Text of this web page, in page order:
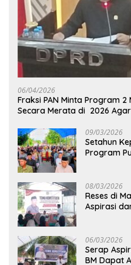
06/04/2026
Fraksi PAN Minta Program
Secara Merata di 2026
09/03/2026
Setahun
Program
08/03/2026
Reses di
Aspirasi
06/03/2026
Serap
BM Dapat